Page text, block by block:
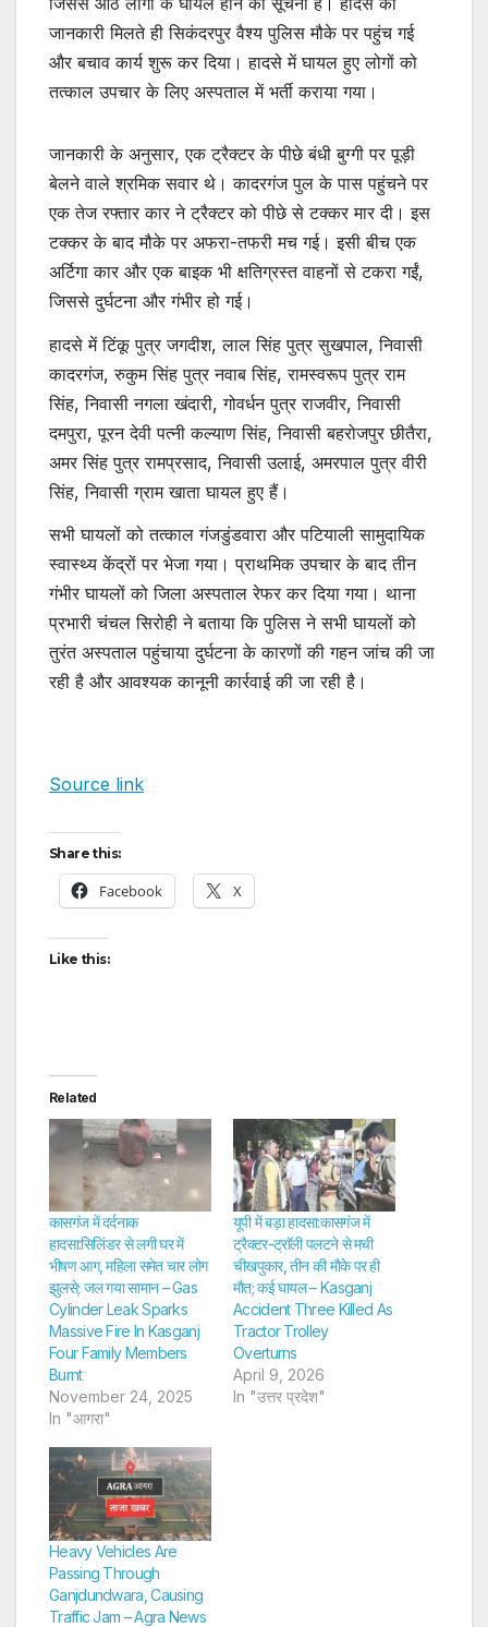
जानकारी मिलते ही सिकंदरपुर वैश्य पुलिस मौके पर पहुंच गई
और बचाव कार्य शुरू कर दिया। हादसे में घायल हुए लोगों को
तत्काल उपचार के लिए अस्पताल में भर्ती कराया गया।
जानकारी के अनुसार, एक ट्रैक्टर के पीछे बंधी बुग्गी पर पूड़ी
बेलने वाले श्रमिक सवार थे। कादरगंज पुल के पास पहुंचने पर
एक तेज रफ्तार कार ने ट्रैक्टर को पीछे से टक्कर मार दी। इस
टक्कर के बाद मौके पर अफरा-तफरी मच गई। इसी बीच एक
अर्टिगा कार और एक बाइक भी क्षतिग्रस्त वाहनों से टकरा गईं,
जिससे दुर्घटना और गंभीर हो गई।
हादसे में टिंकू पुत्र जगदीश, लाल सिंह पुत्र सुखपाल, निवासी
कादरगंज, रुकुम सिंह पुत्र नवाब सिंह, रामस्वरूप पुत्र राम
सिंह, निवासी नगला खंदारी, गोवर्धन पुत्र राजवीर, निवासी
दमपुरा, पूरन देवी पत्नी कल्याण सिंह, निवासी बहरोजपुर छीतैरा,
अमर सिंह पुत्र रामप्रसाद, निवासी उलाई, अमरपाल पुत्र वीरी
सिंह, निवासी ग्राम खाता घायल हुए हैं।
सभी घायलों को तत्काल गंजडुंडवारा और पटियाली सामुदायिक
स्वास्थ्य केंद्रों पर भेजा गया। प्राथमिक उपचार के बाद तीन
गंभीर घायलों को जिला अस्पताल रेफर कर दिया गया। थाना
प्रभारी चंचल सिरोही ने बताया कि पुलिस ने सभी घायलों को
तुरंत अस्पताल पहुंचाया दुर्घटना के कारणों की गहन जांच की जा
रही है और आवश्यक कानूनी कार्रवाई की जा रही है।
Source link
Share this:
Facebook X
Like this:
Related
कासगंज में दर्दनाक
हादसा:सिलिंडर से लगी घर में
भीषण आग, महिला समेत चार लोग
झुलसे; जल गया सामान – Gas
Cylinder Leak Sparks
Massive Fire In Kasganj
Four Family Members
Burnt
November 24, 2025
In "आगरा"
यूपी में बड़ा हादसा:कासगंज में
ट्रैक्टर-ट्राॅली पलटने से मची
चीखपुकार, तीन की माैके पर ही
माैत; कई घायल – Kasganj
Accident Three Killed As
Tractor Trolley
Overturns
April 9, 2026
In "उत्तर प्रदेश"
Heavy Vehicles Are
Passing Through
Ganjdundwara, Causing
Traffic Jam – Agra News